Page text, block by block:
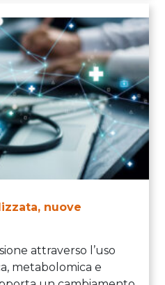
nuove
attraverso l’uso
metabolomica e